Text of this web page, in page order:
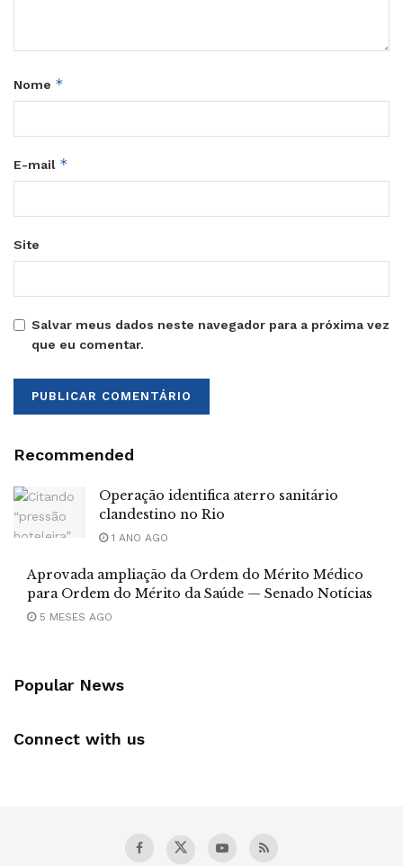
Nome *
E-mail *
Site
Salvar meus dados neste navegador para a próxima vez
que eu comentar.
Recommended
Operação identifica aterro sanitário
clandestino no Rio
1 ANO AGO
Aprovada ampliação da Ordem do Mérito Médico
para Ordem do Mérito da Saúde — Senado Notícias
5 MESES AGO
Popular News
Connect with us